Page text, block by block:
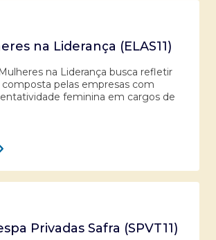
na Liderança (ELAS11)
na Liderança busca refletir
pelas empresas com
feminina em cargos de
Privadas Safra (SPVT11)